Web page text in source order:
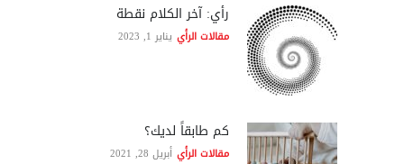
رأي: آخر الكلام نقطة
مقالات الرأي يناير 1, 2023
كم طابقاً لديك؟
مقالات الرأي أبريل 28, 2021